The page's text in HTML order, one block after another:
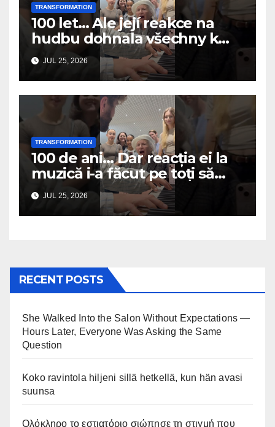
TRANSFORMATION
100 let… Ale její reakce na
hudbu dohnala všechny k
slzám
JUL 25, 2026
TRANSFORMATION
100 de ani… Dar reacția ei la
muzică i-a făcut pe toți să
plângă
JUL 25, 2026
RECENT POSTS
She Walked Into the Salon Without Expectations —
Hours Later, Everyone Was Asking the Same
Question
Koko ravintola hiljeni sillä hetkellä, kun hän avasi
suunsa
Ολόκληρο το εστιατόριο σιώπησε τη στιγμή που